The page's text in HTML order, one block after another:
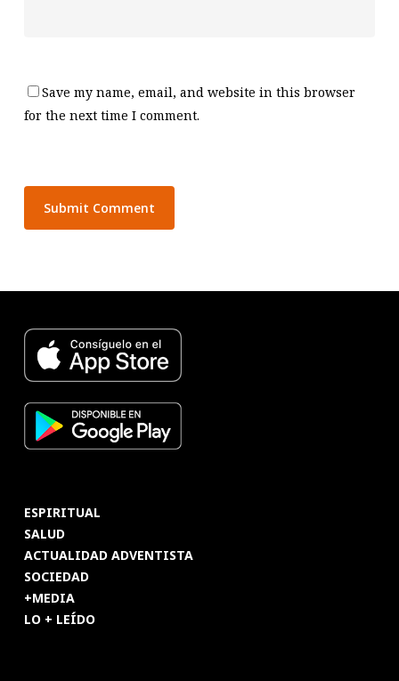
Save my name, email, and website in this browser
for the next time I comment.
ESPIRITUAL
SALUD
ACTUALIDAD ADVENTISTA
SOCIEDAD
+MEDIA
LO + LEÍDO